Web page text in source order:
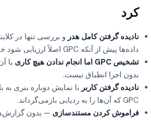
کرد
نادیده گرفتن کامل هدر و بررسی تنها در
داده‌ها پیش از آنکه GPC اصلاً ارزیابی شود خارج می‌شوند.
تشخیص GPC اما انجام ندادن هیچ کاری
با
بدون اجرا انطباق نیست.
نادیده گرفتن کاربر با نمایش دوباره بنری به
GPC که آن‌ها را به ردیابی بازمی‌گرداند.
فراموش کردن مستندسازی — بدون